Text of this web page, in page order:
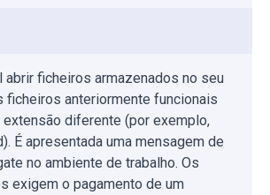
abrir ficheiros armazenados no seu
ficheiros anteriormente funcionais
extensão diferente (por exemplo,
É apresentada uma mensagem de
no ambiente de trabalho. Os
exigem o pagamento de um